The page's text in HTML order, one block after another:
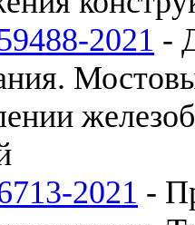
2021 -
2021 -